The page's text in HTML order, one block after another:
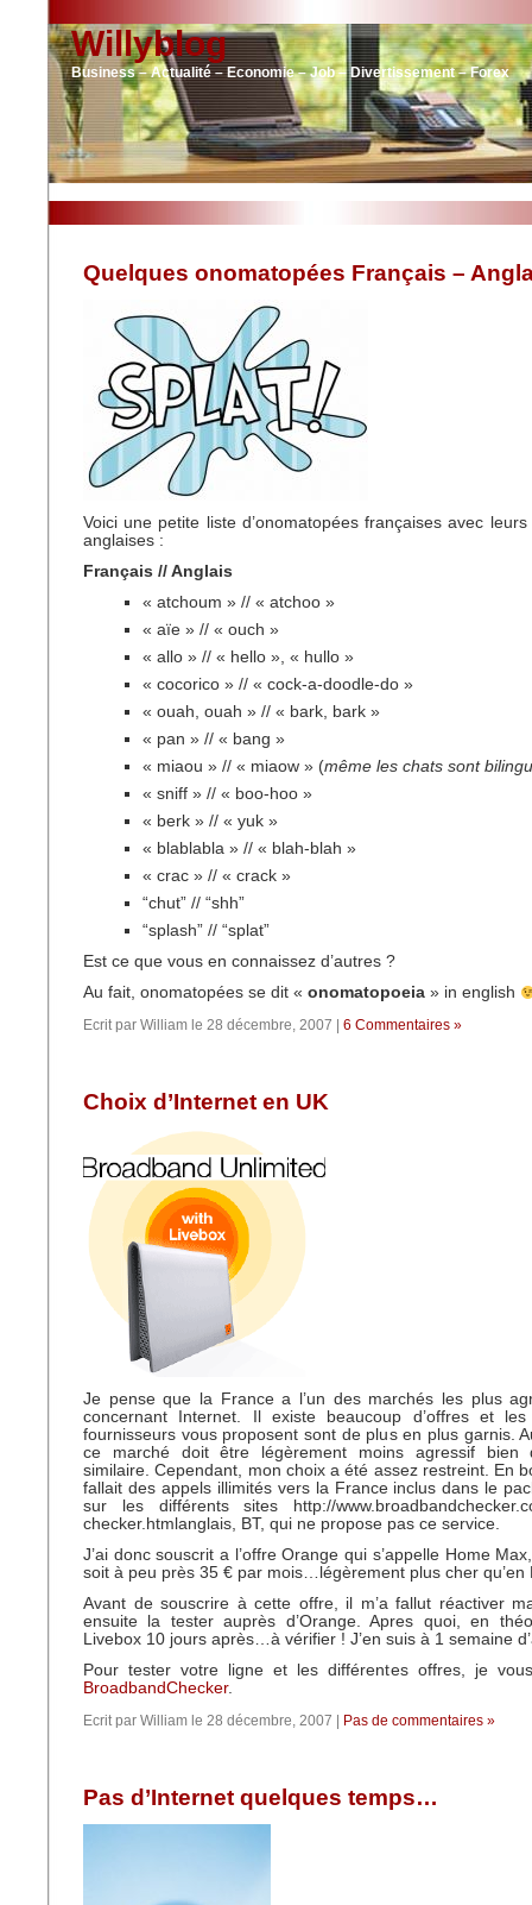
Willyblog
Business – Actualité – Economie – Job – Divertissement – Forex
Quelques onomatopées Français –
Voici une petite liste d’onomatopées françaises avec
anglaises :
Français // Anglais
« atchoum » // « atchoo »
« aïe » // « ouch »
« allo » // « hello », « hullo »
« cocorico » // « cock-a-doodle-do »
« ouah, ouah » // « bark, bark »
« pan » // « bang »
« miaou » // « miaow » (même les chats sont
« sniff » // « boo-hoo »
« berk » // « yuk »
« blablabla » // « blah-blah »
« crac » // « crack »
“chut” // “shh”
“splash” // “splat”
Est ce que vous en connaissez d’autres ?
Au fait, onomatopées se dit « onomatopoeia » in english
Ecrit par William le 28 décembre, 2007 | 6 Commentaires »
Choix d’Internet en UK
Je pense que la France a l’un des marchés les plus
concernant Internet. Il existe beaucoup d’offres et
fournisseurs vous proposent sont de plus en plus garnis.
ce marché doit être légèrement moins agressif bien
similaire. Cependant, mon choix a été assez restreint. En
fallait des appels illimités vers la France inclus dans le
sur les différents sites http://
checker.htmlanglais, BT, qui ne propose pas ce service.
J’ai donc souscrit a l’offre Orange qui s’appelle Home
soit à peu près 35 € par mois…légèrement plus cher qu’en
Avant de souscrire à cette offre, il m’a fallut réactiver
ensuite la tester auprès d’Orange. Apres quoi, en
Livebox 10 jours après…à vérifier ! J’en suis à 1 semaine
Pour tester votre ligne et les différentes offres, je
BroadbandChecker.
Ecrit par William le 28 décembre, 2007 | Pas de commentaires »
Pas d’Internet quelques temps…